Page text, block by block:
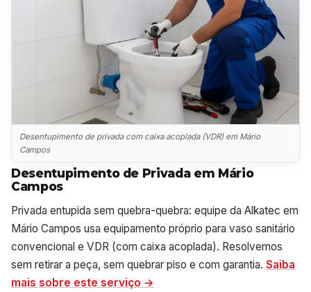
Desentupimento de privada com caixa acoplada (VDR) em Mário
Campos
Desentupimento de Privada em Mário
Campos
Privada entupida sem quebra-quebra: equipe da Alkatec em
Mário Campos usa equipamento próprio para vaso sanitário
convencional e VDR (com caixa acoplada). Resolvemos
sem retirar a peça, sem quebrar piso e com garantia. Saiba
mais sobre este serviço →